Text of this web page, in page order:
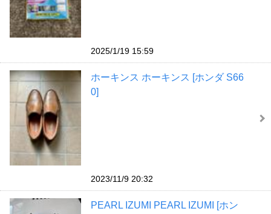
2025/1/19 15:59
ホーキンス ホーキンス [ホンダ S66
0]
2023/11/9 20:32
PEARL IZUMI PEARL IZUMI [ホン